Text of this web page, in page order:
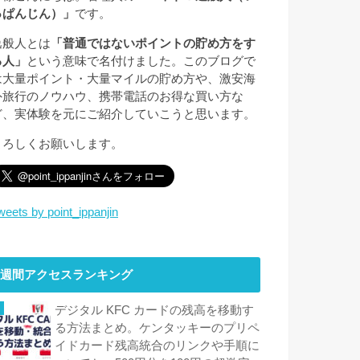
んじん）」 です。
般人とは 「普通ではないポイントの貯め方をす
」
という意味で名付けました。このブログで
大量ポイント・大量マイルの貯め方や、激安海
旅行のノウハウ、携帯電話のお得な買い方な
、実体験を元にご紹介していこうと思います。
しくお願いします。
by point_ippanjin
週間アクセスランキング
デジタル KFC カードの残高を移動す
る方法まとめ。ケンタッキーのプリペ
イドカード残高統合のリンクや手順に